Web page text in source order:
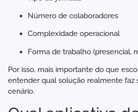
Número de colaboradores
Complexidade operacional
Forma de trabalho (presencial,
Por isso, mais importante do que
entender qual solução realmente faz
cenário.